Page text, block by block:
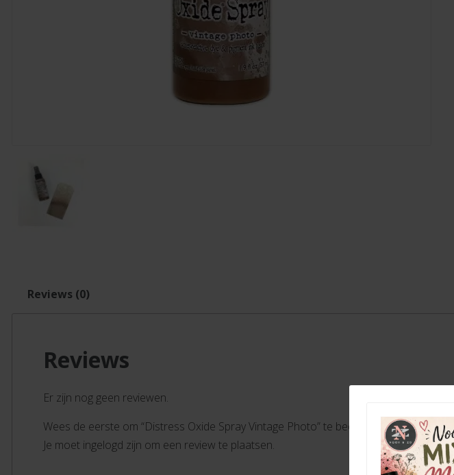
Reviews (0)
Reviews
Er zijn nog geen reviewen.
Wees de eerste om “Distress Oxide Spray Vintage Photo” te beoordelen
Je moet ingelogd zijn om een review te plaatsen.